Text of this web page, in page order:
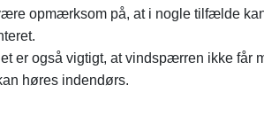
opmærksom på, at i nogle tilfælde
er også vigtigt, at vindspærren ikke får
høres indendørs.